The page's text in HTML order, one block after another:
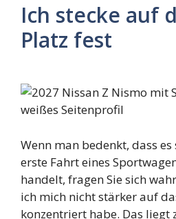
Ich stecke auf
Platz fest
Wenn man bedenkt, dass
erste Fahrt eines
handelt, fragen Sie sich
ich mich nicht stärker auf
konzentriert habe. Das liegt